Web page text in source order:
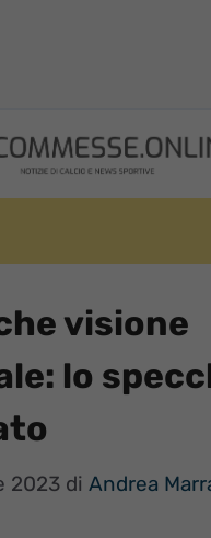
visione
lo
2023 di Andrea